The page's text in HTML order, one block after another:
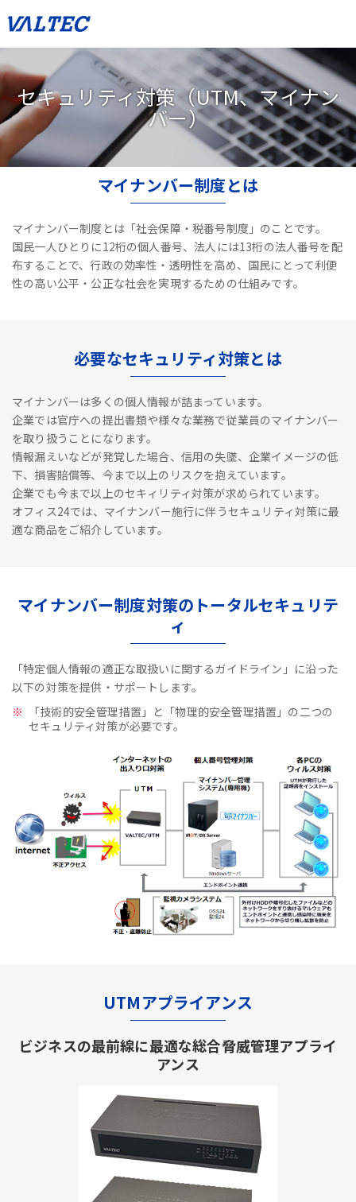
セキュリティ対策（UTM、マイナン
バー）
マイナンバー制度とは
マイナンバー制度とは「社会保障・税番号制度」のことです。
国民一人ひとりに12桁の個人番号、法人には13桁の法人番号を配
布することで、 行政の効率性・透明性を高め、国民にとって利便
性の高い公平・公正な社会を実現するための仕組みです。
必要なセキュリティ対策とは
マイナンバーは多くの個人情報が詰まっています。
企業では官庁への提出書類や様々な業務で従業員のマイナンバー
を取り扱うことになります。
情報漏えいなどが発覚した場合、信用の失墜、企業イメージの低
下、損害賠償等、今まで以上のリスクを抱えています。
企業でも今まで以上のセキィリティ対策が求められています。
オフィス24では、マイナンバー施行に伴うセキュリティ対策に最
適な商品をご紹介しています。
マイナンバー制度対策のトータルセキュリテ
ィ
「特定個人情報の適正な取扱いに関するガイドライン」に沿った
以下の対策を提供・サポートします。
「技術的安全管理措置」と「物理的安全管理措置」の二つの
セキュリティ対策が必要です。
UTMアプライアンス
ビジネスの最前線に最適な総合脅威管理アプライ
アンス